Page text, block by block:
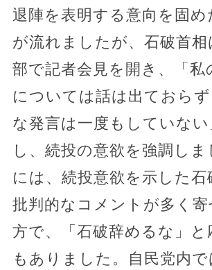
退陣を表明する意向を固め
が流れましたが、石破首相
部で記者会見を開き、「私
については話は出ておら
な発言は一度もしていない
し、続投の意欲を強調しま
には、続投意欲を示した石
批判的なコメントが多く
方で、「石破辞めるな」と
もありました。自民党内で